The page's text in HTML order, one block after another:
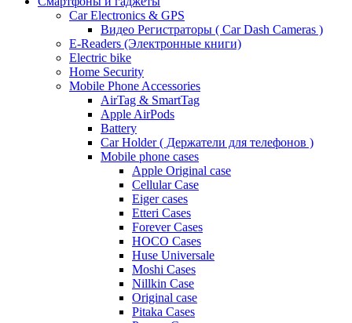
Car Electronics & GPS
Видео Регистраторы ( Car Dash Cameras )
E-Readers (Электронные книги)
Electric bike
Home Security
Mobile Phone Accessories
AirTag & SmartTag
Apple AirPods
Battery
Car Holder ( Держатели для телефонов )
Mobile phone cases
Apple Original case
Cellular Case
Eiger cases
Etteri Cases
Forever Cases
HOCO Cases
Huse Universale
Moshi Cases
Nillkin Case
Original case
Pitaka Cases